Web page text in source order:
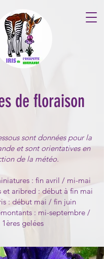
de floraison
sont données pour la
et sont orientatives en
de la météo.
: fin avril / mi-mai
et aribred : début à fin mai
: début mai / fin juin
: mi-septembre /
1ères gelées